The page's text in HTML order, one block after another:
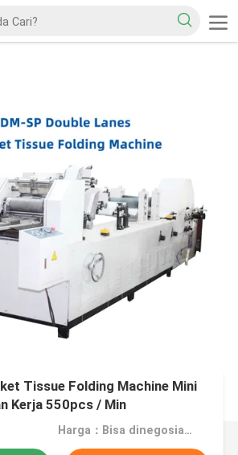
Tissue Folding Machine Mini
Kerja 550pcs / Min
Harga：Bisa dinegosiasikan